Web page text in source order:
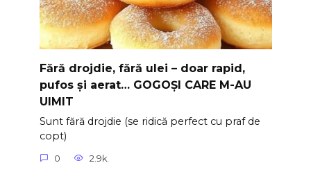
Fără drojdie, fără ulei – doar rapid,
pufos și aerat… GOGOȘI CARE M-AU
UIMIT
Sunt fără drojdie (se ridică perfect cu praf de
copt)
0 2.9k.